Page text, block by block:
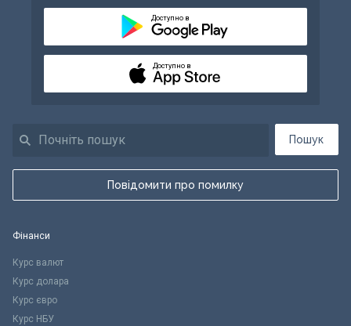
Пошук
Повідомити про помилку
Доступно в
Доступно в
Фінанси
Курс валют
Курс долара
Курс євро
Курс НБУ